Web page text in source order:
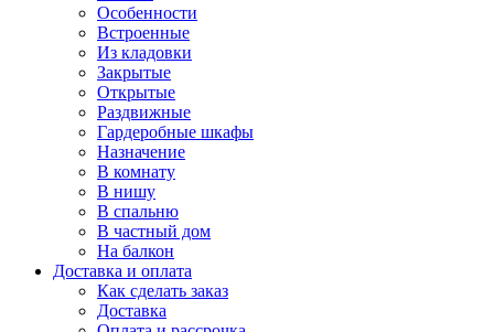
Особенности
Встроенные
Из кладовки
Закрытые
Открытые
Раздвижные
Гардеробные шкафы
Назначение
В комнату
В нишу
В спальню
В частный дом
На балкон
Доставка и оплата
Как сделать заказ
Доставка